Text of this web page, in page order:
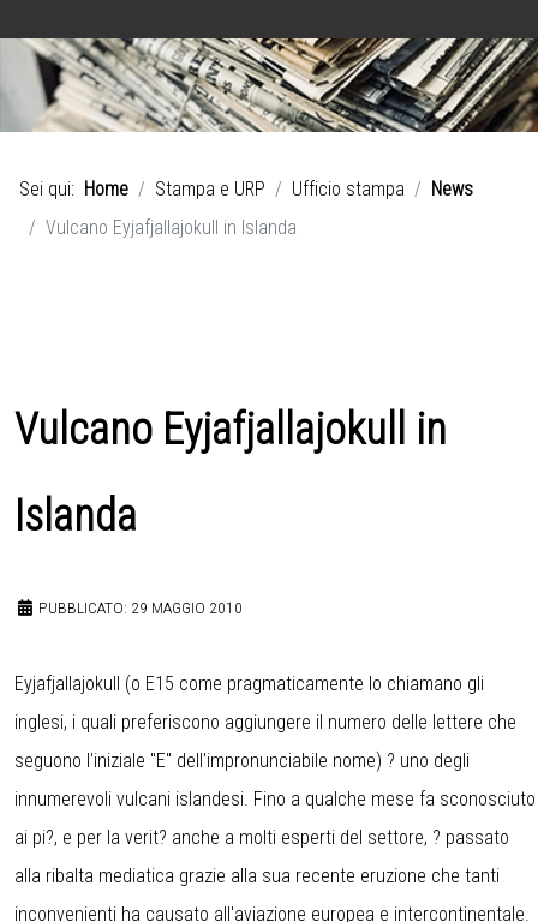
Sei qui: Home Stampa e URP Ufficio stampa
News
Vulcano Eyjafjallajokull in Islanda
Vulcano Eyjafjallajokull in
Islanda
PUBBLICATO: 29 MAGGIO 2010
Eyjafjallajokull (o E15 come pragmaticamente lo chiamano gli
inglesi, i quali preferiscono aggiungere il numero delle lettere che
seguono l'iniziale "E" dell'impronunciabile nome) ? uno degli
innumerevoli vulcani islandesi. Fino a qualche mese fa sconosciuto
ai pi?, e per la verit? anche a molti esperti del settore, ? passato
alla ribalta mediatica grazie alla sua recente eruzione che tanti
inconvenienti ha causato all'aviazione europea e intercontinentale.